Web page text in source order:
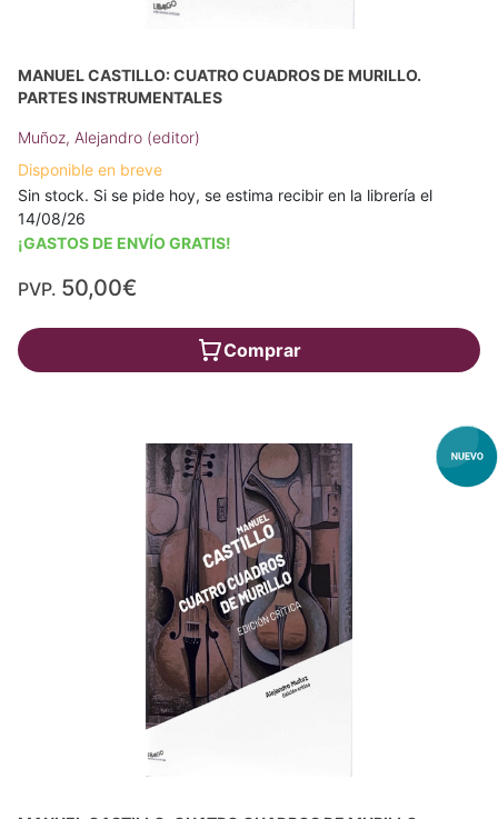
MANUEL CASTILLO: CUATRO CUADROS DE MURILLO.
PARTES INSTRUMENTALES
Muñoz, Alejandro (editor)
Disponible en breve
Sin stock. Si se pide hoy, se estima recibir en la librería el
14/08/26
¡GASTOS DE ENVÍO GRATIS!
PVP. 50,00€
Comprar